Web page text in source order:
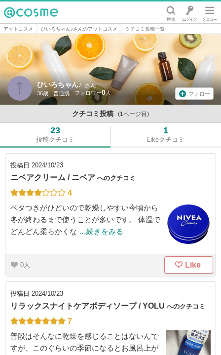
@cosme
アットコスメ ひいろちゃん♪さんのアットコスメ クチコミ投稿一覧
ひいろちゃん♪ さん
36歳 普通肌 0 フォロー
クチコミ投稿 (1ページ目)
23
投稿クチコミ
1
Likeクチコミ
投稿日 2024/10/23
ニベアクリーム / ニベア へのクチコミ
4
ベタつきがひどいので乾燥しやすい今頃から
冬が終わるまで使うことが多いです。 体温で
どんどん柔らかくな …続きをみる
0 Like
投稿日 2024/10/23
リラックスナイトケアボディソープ / YOLU へのクチコミ
7
普段はそんなに乾燥を感じることはないんで
すが、このぐらいの季節になるとお風呂上が